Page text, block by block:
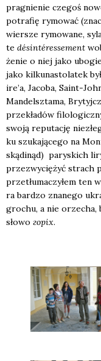
pra­gnie­nie cze­goś
potra­fię rymo­wać
wier­sze rymo­wa­ne,
te désin­téres­se­ment
że­nie o niej jako
jako kil­ku­na­sto­la­tek
ire­’a, Jaco­ba, Saint-
Man­delsz­ta­ma,
prze­kła­dów
swo­ją repu­ta­cję
ku szu­ka­ją­ce­go na
skąd­inąd) pary­skich
prze­zwy­cię­żyć strach
prze­tłu­ma­czy­łem ten
ra bar­dzo zna­ne­go
gro­chu, a nie orze­cha,
sło­wo горіх.